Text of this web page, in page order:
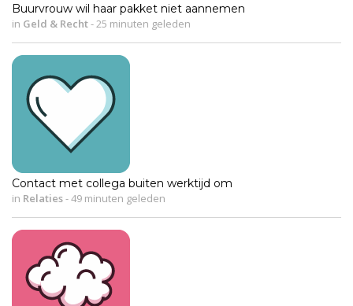
Buurvrouw wil haar pakket niet aannemen
in Geld & Recht-25 minuten geleden
Contact met collega buiten werktijd om
in Relaties-49 minuten geleden